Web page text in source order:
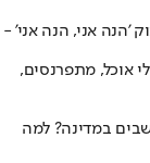
'הנה אני, הנה אני' -
אוכל, מתפרנסים,
לא תושבים במדינה? למה